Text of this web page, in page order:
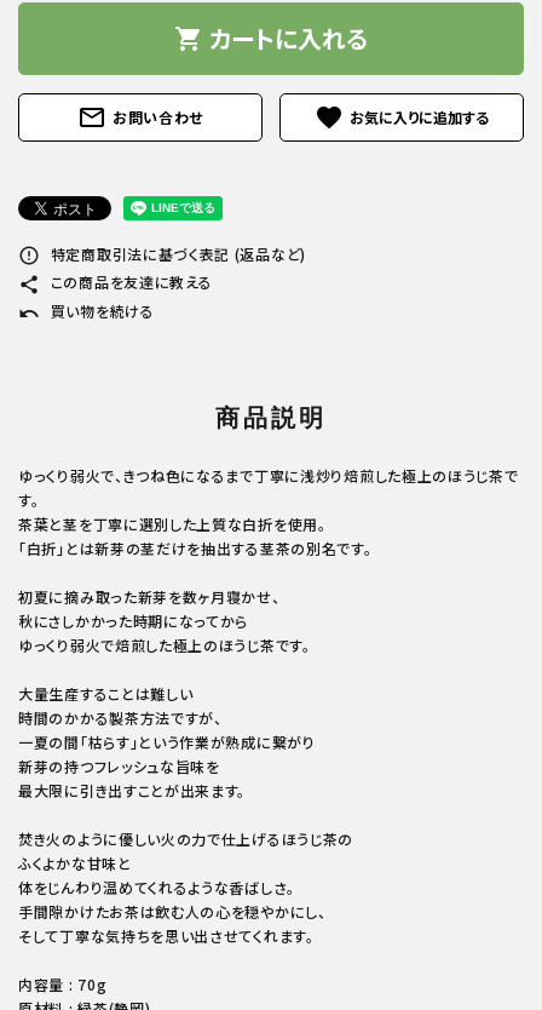
shopping_cart カートに入れる
mail_outline お問い合わせ favorite
error_outline 特定商取引法に基づく表記 (返品など)
share この商品を友達に教える
undo 買い物を続ける
商品説明
ゆっくり弱火で、きつね色になるまで丁寧に浅炒り焙煎した極上のほうじ茶で
す。
茶葉と茎を丁寧に選別した上質な白折を使用。
「白折」とは新芽の茎だけを抽出する茎茶の別名です。
初夏に摘み取った新芽を数ヶ月寝かせ、
秋にさしかかった時期になってから
ゆっくり弱火で焙煎した極上のほうじ茶です。
大量生産することは難しい
時間のかかる製茶方法ですが、
一夏の間「枯らす」という作業が熟成に繋がり
新芽の持つフレッシュな旨味を
最大限に引き出すことが出来ます。
焚き火のように優しい火の力で仕上げるほうじ茶の
ふくよかな甘味と
体をじんわり温めてくれるような香ばしさ。
手間隙かけたお茶は飲む人の心を穏やかにし、
そして丁寧な気持ちを思い出させてくれます。
内容量 : 70g